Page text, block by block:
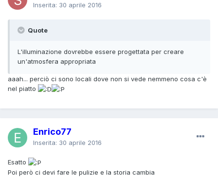
Inserita: 30 aprile 2016
Quote
L'illuminazione dovrebbe essere progettata per creare
un'atmosfera appropriata
aaah... perciò ci sono locali dove non si vede nemmeno cosa c'è
nel piatto
Enrico77
Inserita: 30 aprile 2016
Esatto
Poi però ci devi fare le pulizie e la storia cambia